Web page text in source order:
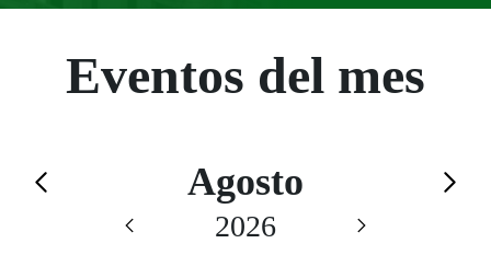
Eventos del mes
Calendario de Agosto
Saltar el calendario
Agosto
2026